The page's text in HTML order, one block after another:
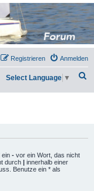
Anmelden
Registrieren
Select Language ▼
ein - vor ein Wort, das nicht
durch | innerhalb einer
Benutze ein * als